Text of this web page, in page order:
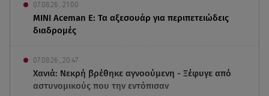
07.08.26 , 21:00
MINI Aceman E: Τα αξεσουάρ για περιπετειώδεις
διαδρομές
07.08.26 , 20:47
Χανιά: Νεκρή βρέθηκε αγνοούμενη - Ξέφυγε από
αστυνομικούς που την εντόπισαν